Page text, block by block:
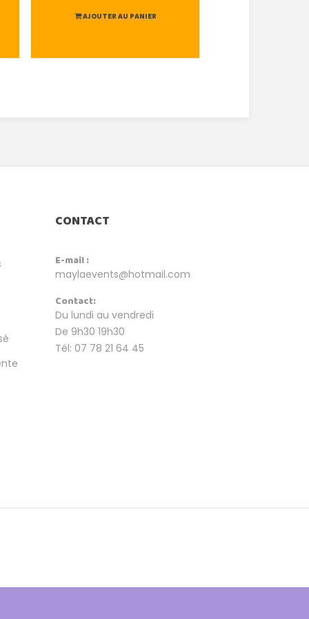
AJOUTER AU PANIER
CONTACT
E-mail :
maylaevents@hotmail.com
Contact:
Du lundi au vendredi
De 9h30 19h30
Tél: 07 78 21 64 45